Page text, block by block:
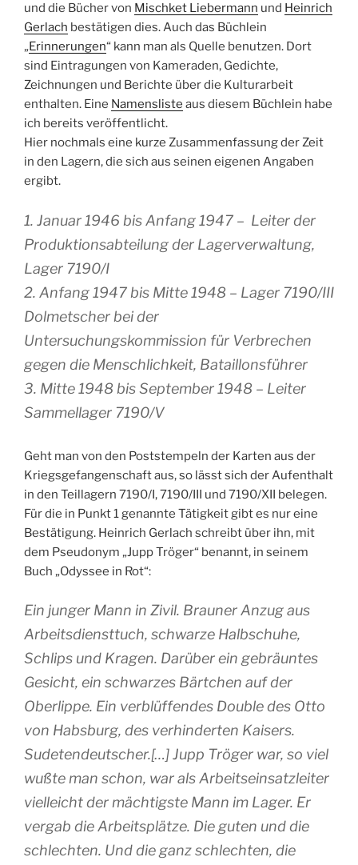
und die Bücher von Mischket Liebermann und Heinrich
Gerlach bestätigen dies. Auch das Büchlein
„Erinnerungen“ kann man als Quelle benutzen. Dort
sind Eintragungen von Kameraden, Gedichte,
Zeichnungen und Berichte über die Kulturarbeit
enthalten. Eine Namensliste aus diesem Büchlein habe
ich bereits veröffentlicht.
Hier nochmals eine kurze Zusammenfassung der Zeit
in den Lagern, die sich aus seinen eigenen Angaben
ergibt.
1. Januar 1946 bis Anfang 1947 – Leiter der
Produktionsabteilung der Lagerverwaltung,
Lager 7190/I
2. Anfang 1947 bis Mitte 1948 – Lager 7190/III
Dolmetscher bei der
Untersuchungskommission für Verbrechen
gegen die Menschlichkeit, Bataillonsführer
3. Mitte 1948 bis September 1948 – Leiter
Sammellager 7190/V
Geht man von den Poststempeln der Karten aus der
Kriegsgefangenschaft aus, so lässt sich der Aufenthalt
in den Teillagern 7190/I, 7190/III und 7190/XII belegen.
Für die in Punkt 1 genannte Tätigkeit gibt es nur eine
Bestätigung. Heinrich Gerlach schreibt über ihn, mit
dem Pseudonym „Jupp Tröger“ benannt, in seinem
Buch „Odyssee in Rot“:
Ein junger Mann in Zivil. Brauner Anzug aus
Arbeitsdiensttuch, schwarze Halbschuhe,
Schlips und Kragen. Darüber ein gebräuntes
Gesicht, ein schwarzes Bärtchen auf der
Oberlippe. Ein verblüffendes Double des Otto
von Habsburg, des verhinderten Kaisers.
Sudetendeutscher.[…] Jupp Tröger war, so viel
wußte man schon, war als Arbeitseinsatzleiter
vielleicht der mächtigste Mann im Lager. Er
vergab die Arbeitsplätze. Die guten und die
schlechten. Und die ganz schlechten, die